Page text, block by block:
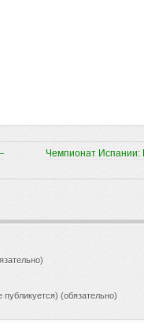
Чемпионат
публикуется) (обязательно)